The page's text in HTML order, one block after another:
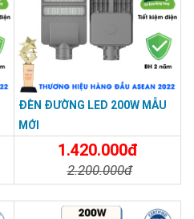
ĐÈN ĐƯỜNG LED 200W MẪU
MỚI
1.420.000đ
2.200.000đ